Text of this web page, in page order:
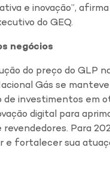
e inovação”,
do GEQ.
negócios
do preço do GLP
Gás se
investimentos em
digital para
Para
e fortalecer sua